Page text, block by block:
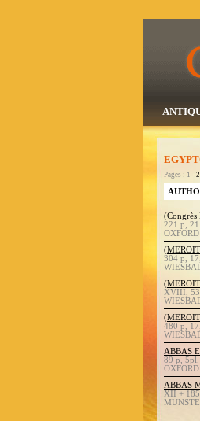
Pages : 1 - 2
221 p,
304 p,
XVIII,
480 p,
ABBAS
89 p,
ABBAS
XII +